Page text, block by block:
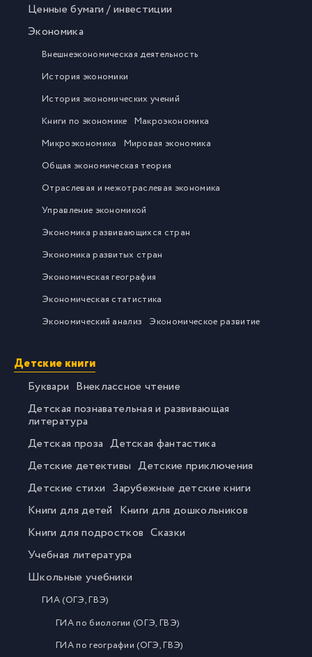
Ценные бумаги / инвестиции
Экономика
Внешнеэкономическая деятельность
История экономики
История экономических учений
Книги по экономике
Макроэкономика
Микроэкономика
Мировая экономика
Общая экономическая теория
Отраслевая и межотраслевая экономика
Управление экономикой
Экономика развивающихся стран
Экономика развитых стран
Экономическая география
Экономическая статистика
Экономический анализ
Экономическое развитие
Детские книги
Буквари
Внеклассное чтение
Детская познавательная и развивающая
литература
Детская проза
Детская фантастика
Детские детективы
Детские приключения
Детские стихи
Зарубежные детские книги
Книги для детей
Книги для дошкольников
Книги для подростков
Сказки
Учебная литература
Школьные учебники
ГИА (ОГЭ, ГВЭ)
ГИА по биологии (ОГЭ, ГВЭ)
ГИА по географии (ОГЭ, ГВЭ)